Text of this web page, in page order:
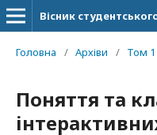
Головна / Архіви / Том
Поняття та